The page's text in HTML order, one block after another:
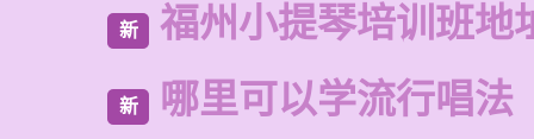
新 福州小提琴培训班地
新 哪里可以学流行唱法